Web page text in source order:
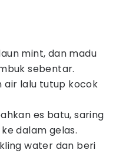
mint, dan madu
sebentar.
air lalu tutup kocok
es batu, saring
dalam gelas.
water dan beri